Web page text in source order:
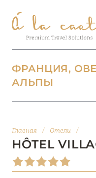
ФРАНЦИЯ,
АЛЬПЫ
БОРДО
БРЕТАНЬ
Главная / Отели /
HÔTEL